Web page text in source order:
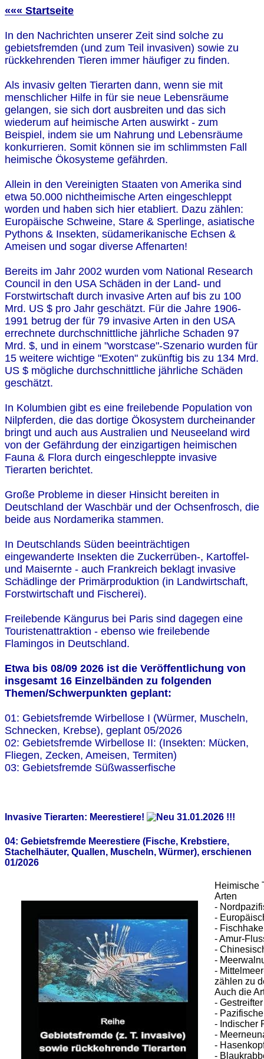
««« Startseite
In den Nachrichten unserer Zeit sind solche zu
gebietsfremden (und zum Teil invasiven) sowie zu
rückkehrenden Tieren immer häufiger zu finden.
Als invasiv gelten Tierarten dann, wenn sie mit
menschlicher Hilfe in für sie neue Lebensräume
gelangen, sie sich dort ausbreiten und das sich
wiederum auf heimische Arten auswirkt - zum
Beispiel, indem sie um Nahrung und Lebensräume
konkurrieren. Somit können sie im schlimmsten Fall
heimische Ökosysteme gefährden.
Allein in den Vereinigten Staaten von Amerika sind
etwa 50.000 nichtheimische Arten eingeschleppt
worden und haben sich hier etabliert. Dazu zählen:
Europäische Schweine, Stare & Sperlinge, asiatische
Pythons & Insekten, südamerikanische Echsen &
Ameisen und sogar diverse Affenarten!
Bereits im Jahr 2002 wurden vom National Research
Council in den USA Schäden in der Land- und
Forstwirtschaft durch invasive Arten auf bis zu 100
Mrd. US $ pro Jahr geschätzt. Für die Jahre 1906-
1991 betrug der für 79 invasive Arten in den USA
errechnete durchschnittliche jährliche Schaden 97
Mrd. $, und in einem "worstcase"-Szenario wurden für
15 weitere wichtige "Exoten" zukünftig bis zu 134 Mrd.
US $ mögliche durchschnittliche jährliche Schäden
geschätzt.
In Kolumbien gibt es eine freilebende Population von
Nilpferden, die das dortige Ökosystem durcheinander
bringt und auch aus Australien und Neuseeland wird
von der Gefährdung der einzigartigen heimischen
Fauna & Flora durch eingeschleppte invasive
Tierarten berichtet.
Große Probleme in dieser Hinsicht bereiten in
Deutschland der Waschbär und der Ochsenfrosch, die
beide aus Nordamerika stammen.
In Deutschlands Süden beeinträchtigen
eingewanderte Insekten die Zuckerrüben-, Kartoffel-
und Maisernte - auch Frankreich beklagt invasive
Schädlinge der Primärproduktion (in Landwirtschaft,
Forstwirtschaft und Fischerei).
Freilebende Kängurus bei Paris sind dagegen eine
Touristenattraktion - ebenso wie freilebende
Flamingos in Deutschland.
Etwa bis 08/09 2026 ist die Veröffentlichung von
insgesamt 16 Einzelbänden zu folgenden
Themen/Schwerpunkten geplant:
01: Gebietsfremde Wirbellose I (Würmer, Muscheln,
Schnecken, Krebse), geplant 05/2026
02: Gebietsfremde Wirbellose II: (Insekten: Mücken,
Fliegen, Zecken, Ameisen, Termiten)
03: Gebietsfremde Süßwasserfische
Invasive Tierarten: Meerestiere!
04: Gebietsfremde Meerestiere (Fische, Krebstiere,
Stachelhäuter, Quallen, Muscheln, Würmer), erschienen
01/2026
Heimische
Arten
-
-
-
- Amur-
-
-
-
zählen zu
Auch die
-
-
- Indischer
-
-
-